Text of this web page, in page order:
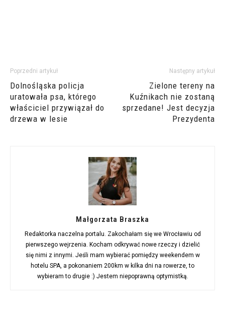
Poprzedni artykuł
Dolnośląska policja
uratowała psa, którego
właściciel przywiązał do
drzewa w lesie
Następny artykuł
Zielone tereny na
Kuźnikach nie zostaną
sprzedane! Jest decyzja
Prezydenta
Małgorzata Braszka
Redaktorka naczelna portalu. Zakochałam się we Wrocławiu od
pierwszego wejrzenia. Kocham odkrywać nowe rzeczy i dzielić
się nimi z innymi. Jeśli mam wybierać pomiędzy weekendem w
hotelu SPA, a pokonaniem 200km w kilka dni na rowerze, to
wybieram to drugie :) Jestem niepoprawną optymistką.